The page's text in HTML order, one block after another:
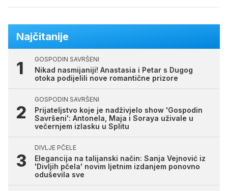
Najčitanije
GOSPODIN SAVRŠENI
Nikad nasmijaniji! Anastasia i Petar s Dugog
otoka podijelili nove romantične prizore
GOSPODIN SAVRŠENI
Prijateljstvo koje je nadživjelo show 'Gospodin
Savršeni': Antonela, Maja i Soraya uživale u
večernjem izlasku u Splitu
DIVLJE PČELE
Elegancija na talijanski način: Sanja Vejnović iz
'Divljih pčela' novim ljetnim izdanjem ponovno
oduševila sve